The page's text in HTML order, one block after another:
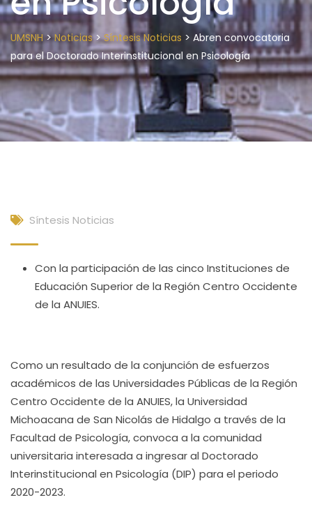
UMSNH>Noticias>Síntesis Noticias > Abren convocatoria
para el Doctorado Interinstitucional en Psicología
Síntesis Noticias
Con la participación de las cinco Instituciones de
Educación Superior de la Región Centro Occidente
de la ANUIES.
Como un resultado de la conjunción de esfuerzos
académicos de las Universidades Públicas de la Región
Centro Occidente de la ANUIES, la Universidad
Michoacana de San Nicolás de Hidalgo a través de la
Facultad de Psicología, convoca a la comunidad
universitaria interesada a ingresar al Doctorado
Interinstitucional en Psicología (DIP) para el periodo
2020-2023.